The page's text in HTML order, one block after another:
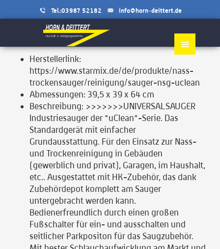
Tel.:03987 52182 info@horn-deittert.de
≡
Herstellerlink:
https://www.starmix.de/de/produkte/nass-
trockensauger/reinigung/sauger-nsg-uclean
Abmessungen: 39,5 x 39 x 64 cm
Beschreibung: >>>>>>>UNIVERSALSAUGER
Industriesauger der "uClean"-Serie. Das
Standardgerät mit einfacher
Grundausstattung. Für den Einsatz zur Nass-
und Trockenreinigung in Gebäuden
(gewerblich und privat), Garagen, im Haushalt,
etc.. Ausgestattet mit HK-Zubehör, das dank
Zubehördepot komplett am Sauger
untergebracht werden kann.
Bedienerfreundlich durch einen großen
Fußschalter für ein- und ausschalten und
seitlicher Parkpositon für das Saugzubehör.